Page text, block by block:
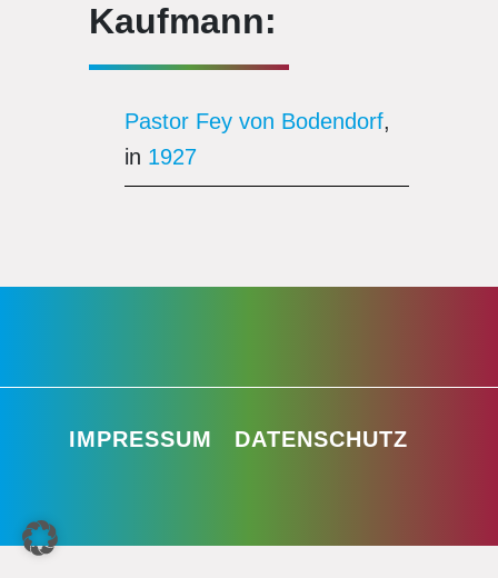
Kaufmann:
Pastor Fey von Bodendorf,
in 1927
IMPRESSUM DATENSCHUTZ